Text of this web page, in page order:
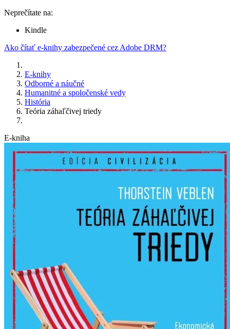
Neprečítate na:
Kindle
Ako čítať e-knihy zabezpečené cez Adobe DRM?
E-knihy
Odborné a náučné
Humanitné a spoločenské vedy
História
Teória záhaľčivej triedy
E-kniha